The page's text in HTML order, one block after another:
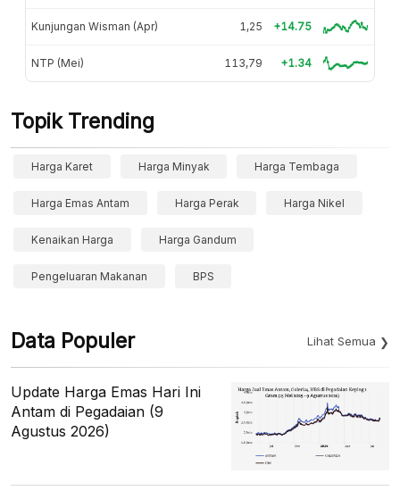
Kunjungan Wisman (Apr) 1,25 +14.75
NTP (Mei) 113,79 +1.34
Topik Trending
Harga Karet Harga Minyak Harga Tembaga
Harga Emas Antam Harga Perak Harga Nikel
Kenaikan Harga Harga Gandum
Pengeluaran Makanan BPS
Data Populer Lihat Semua
Update Harga Emas Hari Ini
Antam di Pegadaian (9
Agustus 2026)